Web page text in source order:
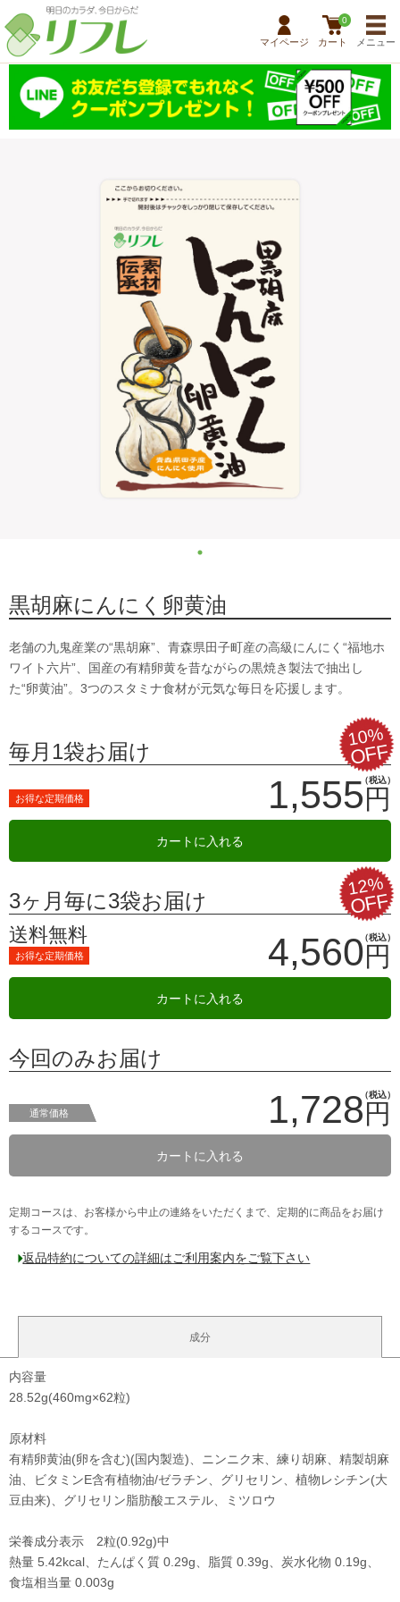
マイページ カート
0
メニュー
黒胡麻にんにく卵黄油
老舗の九鬼産業の“黒胡麻”、青森県田子町産の高級にんにく“福地ホ
ワイト六片”、国産の有精卵黄を昔ながらの黒焼き製法で抽出し
た“卵黄油”。3つのスタミナ食材が元気な毎日を応援します。
毎月1袋お届け
お得な定期価格 1,555 円
（税込）
10%
OFF
カートに入れる
3ヶ月毎に3袋お届け
送料無料
お得な定期価格 4,560円
（税込）
12%
OFF
カートに入れる
今回のみお届け
通常価格 1,728 円
（税込）
カートに入れる
定期コースは、お客様から中止の連絡をいただくまで、定期的に商品をお届け
するコースです。
返品特約についての詳細はご利用案内をご覧下さい
成分
内容量
28.52g(460mg×62粒)
原材料
有精卵黄油(卵を含む)(国内製造)、ニンニク末、練り胡麻、精製胡麻
油、ビタミンE含有植物油/ゼラチン、グリセリン、植物レシチン(大
豆由来)、グリセリン脂肪酸エステル、ミツロウ
栄養成分表示 2粒(0.92g)中
熱量 5.42kcal、たんぱく質 0.29g、脂質 0.39g、炭水化物 0.19g、
食塩相当量 0.003g